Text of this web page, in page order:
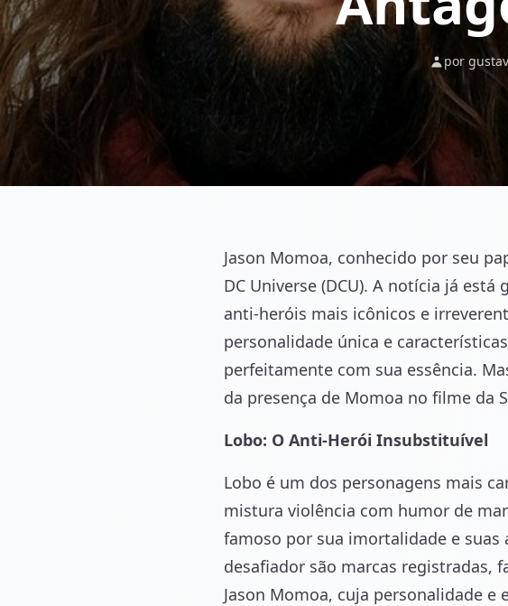
por
Jason Momoa, conhecido por seu
DC Universe (DCU). A notícia já
anti-heróis mais icônicos e
personalidade única e
perfeitamente com sua essência.
da presença de Momoa no filme da
Lobo: O Anti-Herói Insubstituível
Lobo é um dos personagens mais
mistura violência com humor de
famoso por sua imortalidade e
desafiador são marcas registradas,
Jason Momoa, cuja personalidade